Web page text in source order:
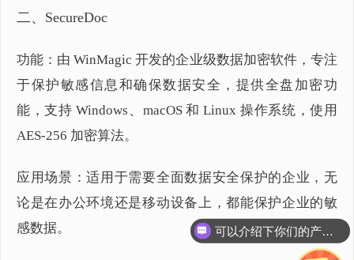
二、SecureDoc
功能：由 WinMagic 开发的企业级数据加密软件，专注
于保护敏感信息和确保数据安全，提供全盘加密功
能，支持 Windows、macOS 和 Linux 操作系统，使用
AES-256 加密算法。
应用场景：适用于需要全面数据安全保护的企业，无
论是在办公环境还是移动设备上，都能保护企业的敏
感数据。
可以介绍下你们的产品么？
你们是怎么收费的呢？